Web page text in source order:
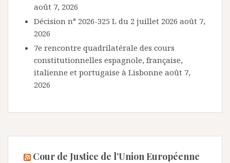
août 7, 2026
Décision n° 2026-325 L du 2 juillet 2026 août 7,
2026
7e rencontre quadrilatérale des cours
constitutionnelles espagnole, française,
italienne et portugaise à Lisbonne août 7,
2026
Cour de Justice de l’Union Européenne